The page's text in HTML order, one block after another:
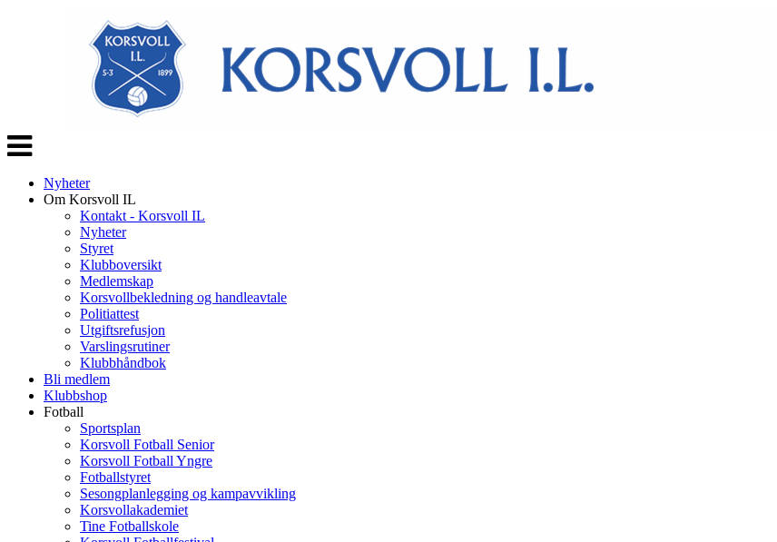
Veksle
navigasjon
Nyheter
Om Korsvoll IL
Kontakt - Korsvoll IL
Nyheter
Styret
Klubboversikt
Medlemskap
Korsvollbekledning og handleavtale
Politiattest
Utgiftsrefusjon
Varslingsrutiner
Klubbhåndbok
Bli medlem
Klubbshop
Fotball
Sportsplan
Korsvoll Fotball Senior
Korsvoll Fotball Yngre
Fotballstyret
Sesongplanlegging og kampavvikling
Korsvollakademiet
Tine Fotballskole